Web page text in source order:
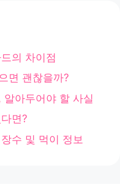
의 차이점
면 괜찮을까?
아두어야 할 사실
면?
수 및 먹이 정보